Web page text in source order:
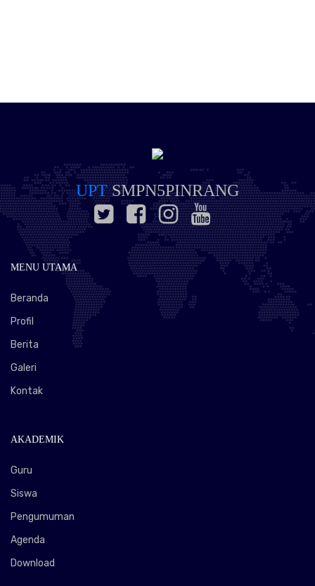
UPTSMPN5PINRANG
MENU UTAMA
Beranda
Profil
Berita
Galeri
Kontak
AKADEMIK
Guru
Siswa
Pengumuman
Agenda
Download